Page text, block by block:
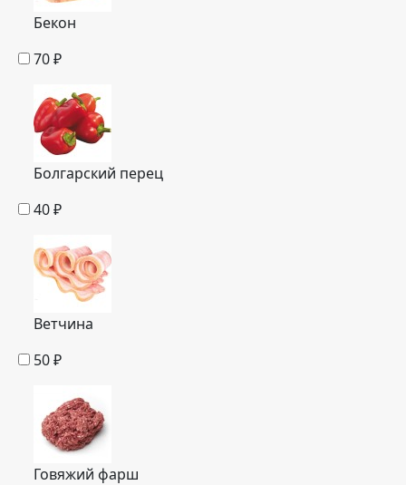
Бекон
70₽
Болгарский перец
40₽
Ветчина
50₽
Говяжий фарш